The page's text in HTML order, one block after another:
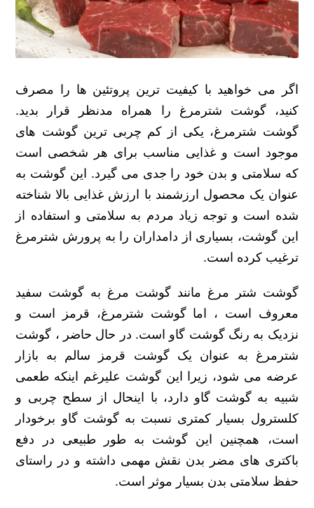
اگر می خواهید با کیفیت ترین پروتئین ها را مصرف
کنید، گوشت شترمرغ را همراه مدنظر قرار بدید.
گوشت شترمرغ، یکی از کم چربی ترین گوشت های
موجود است و غذایی مناسب برای هر شخصی است
که سلامتی و بدن خود را جدی می گیرد. این گوشت به
عنوان یک محصول ارزشمند با ارزش غذایی بالا شناخته
شده است و توجه زیاد مردم به سلامتی و استفاده از
این گوشت، بسیاری از دامداران را به پرورش شترمرغ
ترغیب کرده است.
گوشت شتر مرغ مانند گوشت مرغ به گوشت سفید
معروف است ، اما گوشت شترمرغ، قرمز است و
نزدیک به رنگ گوشت گاو است. در حال حاضر ، گوشت
شترمرغ به عنوان یک گوشت قرمز سالم به بازار
عرضه می شود، زیرا این گوشت علیرغم اینکه طعمی
شبیه به گوشت گاو دارد، با اینحال از سطح چربی و
کلسترول بسیار کمتری نسبت به گوشت گاو برخودار
است، همچنین این گوشت به طور طبیعی در دفع
باکتری های مضر بدن نقش مهمی داشته و در راستای
حفظ سلامتی بدن بسیار موثر است.